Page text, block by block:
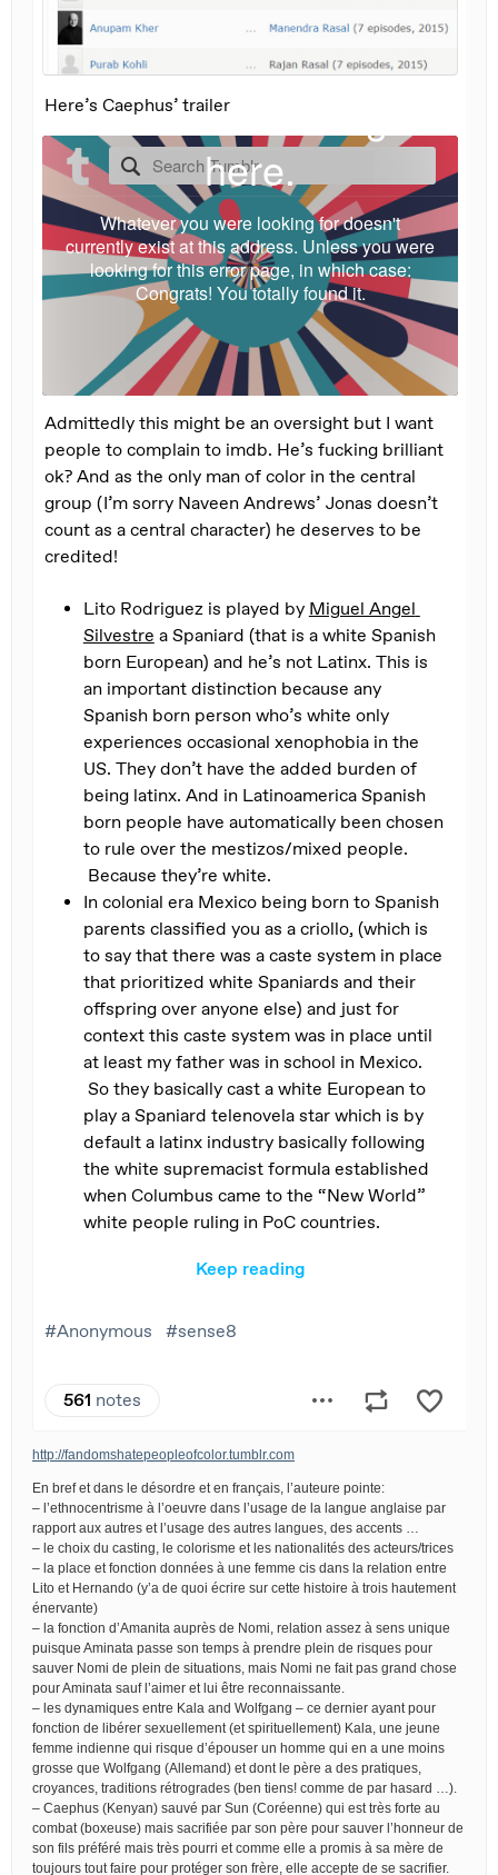
http://fandomshatepeopleofcolor.tumblr.com
En bref et dans le désordre et en français, l’auteure pointe:
– l’ethnocentrisme à l’oeuvre dans l’usage de la langue anglaise par
rapport aux autres et l’usage des autres langues, des accents …
– le choix du casting, le colorisme et les nationalités des acteurs/trices
– la place et fonction données à une femme cis dans la relation entre
Lito et Hernando (y’a de quoi écrire sur cette histoire à trois hautement
énervante)
– la fonction d’Amanita auprès de Nomi, relation assez à sens unique
puisque Aminata passe son temps à prendre plein de risques pour
sauver Nomi de plein de situations, mais Nomi ne fait pas grand chose
pour Aminata sauf l’aimer et lui être reconnaissante.
– les dynamiques entre Kala and Wolfgang – ce dernier ayant pour
fonction de libérer sexuellement (et spirituellement) Kala, une jeune
femme indienne qui risque d’épouser un homme qui en a une moins
grosse que Wolfgang (Allemand) et dont le père a des pratiques,
croyances, traditions rétrogrades (ben tiens! comme de par hasard …).
– Caephus (Kenyan) sauvé par Sun (Coréenne) qui est très forte au
combat (boxeuse) mais sacrifiée par son père pour sauver l’honneur de
son fils préféré mais très pourri et comme elle a promis à sa mère de
toujours tout faire pour protéger son frère, elle accepte de se sacrifier.